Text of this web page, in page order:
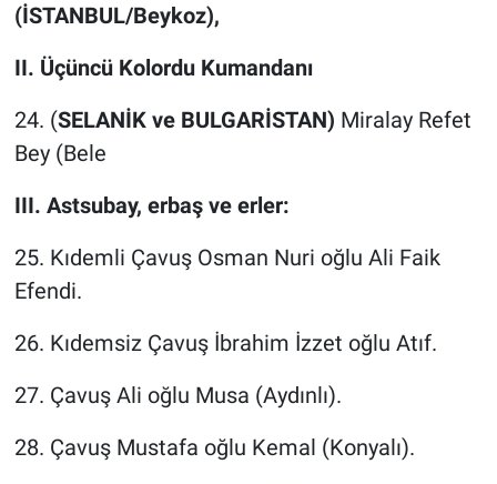
(İSTANBUL/Beykoz),
II. Üçüncü Kolordu Kumandanı
24. (SELANİK ve BULGARİSTAN) Miralay Refet
Bey (Bele
III. Astsubay, erbaş ve erler:
25. Kıdemli Çavuş Osman Nuri oğlu Ali Faik
Efendi.
26. Kıdemsiz Çavuş İbrahim İzzet oğlu Atıf.
27. Çavuş Ali oğlu Musa (Aydınlı).
28. Çavuş Mustafa oğlu Kemal (Konyalı).